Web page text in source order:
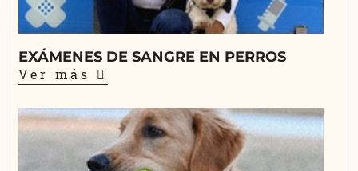
EXÁMENES DE SANGRE EN PERROS
Ver más